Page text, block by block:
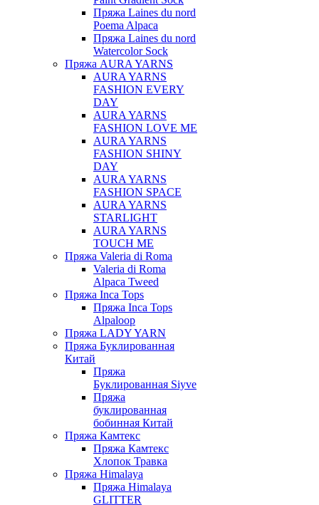
Пряжа Laines du nord
Poema Alpaca
Пряжа Laines du nord
Watercolor Sock
Пряжа AURA YARNS
AURA YARNS
FASHION EVERY
DAY
AURA YARNS
FASHION LOVE ME
AURA YARNS
FASHION SHINY
DAY
AURA YARNS
FASHION SPACE
AURA YARNS
STARLIGHT
AURA YARNS
TOUCH ME
Пряжа Valeria di Roma
Valeria di Roma
Alpaca Tweed
Пряжа Inca Tops
Пряжа Inca Tops
Alpaloop
Пряжа LADY YARN
Пряжа Буклированная
Китай
Пряжа
Буклированная Siyve
Пряжа
буклированная
бобинная Китай
Пряжа Камтекс
Пряжа Камтекс
Хлопок Травка
Пряжа Himalaya
Пряжа Himalaya
GLITTER